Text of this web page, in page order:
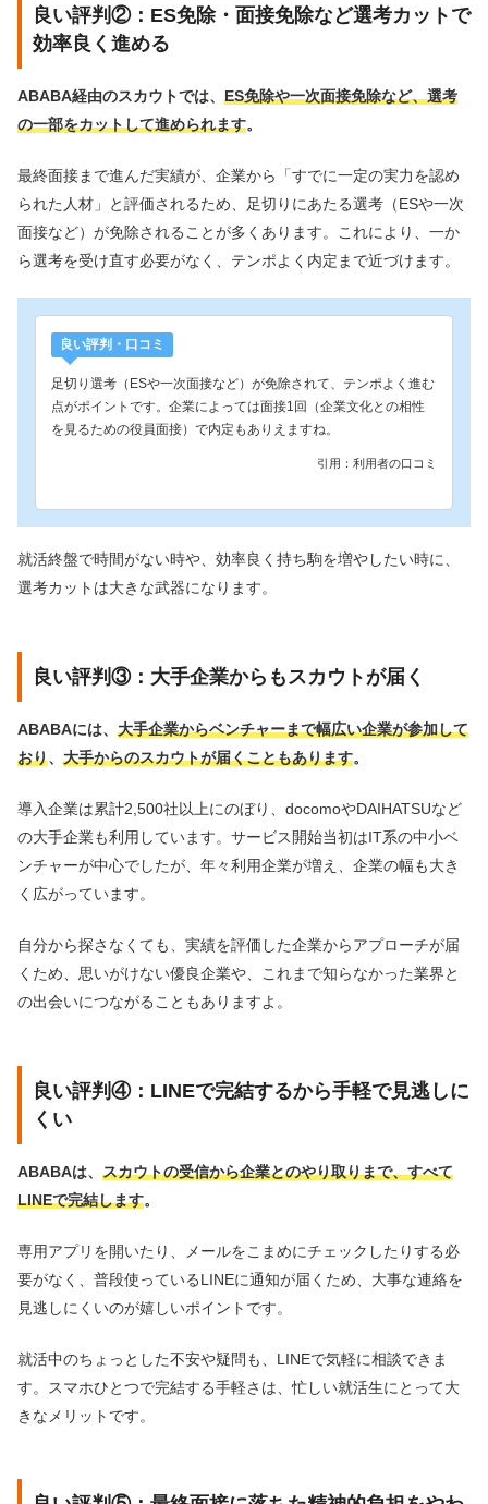
良い評判②：ES免除・面接免除など選考カットで
効率良く進める
ABABA経由のスカウトでは、 ES免除や一次面接免除など、選考
の一部をカットして進められます。
最終面接まで進んだ実績が、企業から「すでに一定の実力を認め
られた人材」と評価されるため、足切りにあたる選考（ESや一次
面接など）が免除されることが多くあります。これにより、一か
ら選考を受け直す必要がなく、テンポよく内定まで近づけます。
良い評判・口コミ
足切り選考（ESや一次面接など）が免除されて、テンポよく進む
点がポイントです。企業によっては面接1回（企業文化との相性
を見るための役員面接）で内定もありえますね。
引用：利用者の口コミ
就活終盤で時間がない時や、効率良く持ち駒を増やしたい時に、
選考カットは大きな武器になります。
良い評判③：大手企業からもスカウトが届く
ABABAには、 大手企業からベンチャーまで幅広い企業が参加して
おり、 大手からのスカウトが届くこともあります。
導入企業は累計2,500社以上にのぼり、docomoやDAIHATSUなど
の大手企業も利用しています。サービス開始当初はIT系の中小ベ
ンチャーが中心でしたが、年々利用企業が増え、企業の幅も大き
く広がっています。
自分から探さなくても、実績を評価した企業からアプローチが届
くため、思いがけない優良企業や、これまで知らなかった業界と
の出会いにつながることもありますよ。
良い評判④：LINEで完結するから手軽で見逃しに
くい
ABABAは、 スカウトの受信から企業とのやり取りまで、すべて
LINEで完結します。
専用アプリを開いたり、メールをこまめにチェックしたりする必
要がなく、普段使っているLINEに通知が届くため、大事な連絡を
見逃しにくいのが嬉しいポイントです。
就活中のちょっとした不安や疑問も、LINEで気軽に相談できま
す。スマホひとつで完結する手軽さは、忙しい就活生にとって大
きなメリットです。